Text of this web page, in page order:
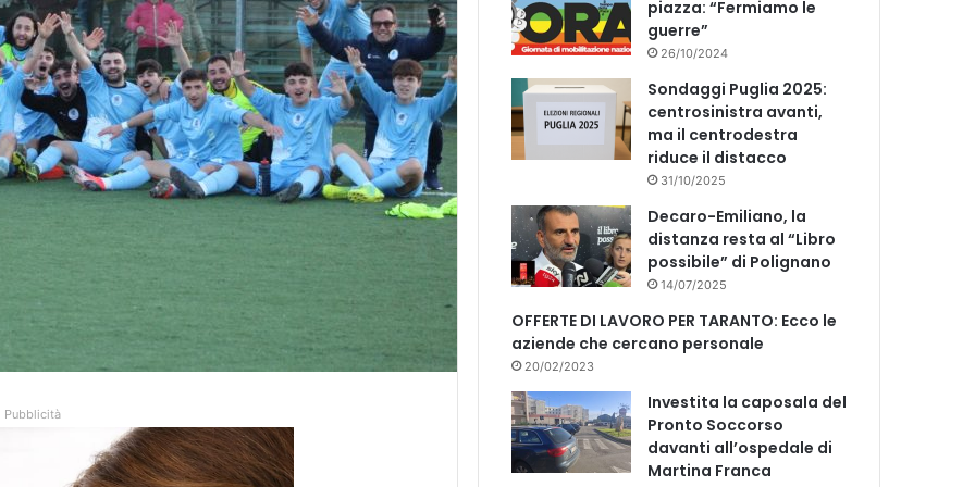
Pubblicità
piazza: “Fermiamo le
guerre”
26/10/2024
Sondaggi Puglia 2025:
centrosinistra avanti,
ma il centrodestra
riduce il distacco
31/10/2025
Decaro-Emiliano, la
distanza resta al “Libro
possibile” di Polignano
14/07/2025
OFFERTE DI LAVORO PER TARANTO: Ecco le
aziende che cercano personale
20/02/2023
Investita la caposala del
Pronto Soccorso
davanti all’ospedale di
Martina Franca